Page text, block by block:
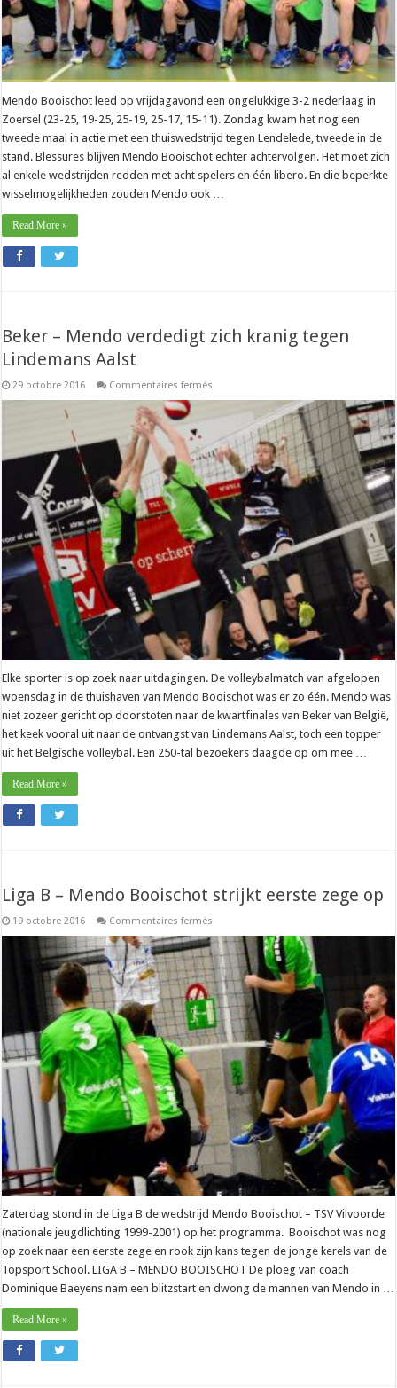
Mendo Booischot leed op vrijdagavond een ongelukkige 3-2 nederlaag in
Zoersel (23-25, 19-25, 25-19, 25-17, 15-11). Zondag kwam het nog een
tweede maal in actie met een thuiswedstrijd tegen Lendelede, tweede in de
stand. Blessures blijven Mendo Booischot echter achtervolgen. Het moet zich
al enkele wedstrijden redden met acht spelers en één libero. En die beperkte
wisselmogelijkheden zouden Mendo ook …
Read More »
Beker – Mendo verdedigt zich kranig tegen
Lindemans Aalst
29 octobre 2016 Commentaires fermés
Mendo
verdedigt
zich
kranig
tegen
Lindemans
Aalst
Elke sporter is op zoek naar uitdagingen. De volleybalmatch van afgelopen
woensdag in de thuishaven van Mendo Booischot was er zo één. Mendo was
niet zozeer gericht op doorstoten naar de kwartfinales van Beker van België,
het keek vooral uit naar de ontvangst van Lindemans Aalst, toch een topper
uit het Belgische volleybal. Een 250-tal bezoekers daagde op om mee …
Read More »
Liga B – Mendo Booischot strijkt eerste zege op
19 octobre 2016 Commentaires fermés
B
–
Mendo
Booischot
strijkt
eerste
zege
op
Zaterdag stond in de Liga B de wedstrijd Mendo Booischot – TSV Vilvoorde
(nationale jeugdlichting 1999-2001) op het programma. Booischot was nog
op zoek naar een eerste zege en rook zijn kans tegen de jonge kerels van de
Topsport School. LIGA B – MENDO BOOISCHOT De ploeg van coach
Dominique Baeyens nam een blitzstart en dwong de mannen van Mendo in …
Read More »